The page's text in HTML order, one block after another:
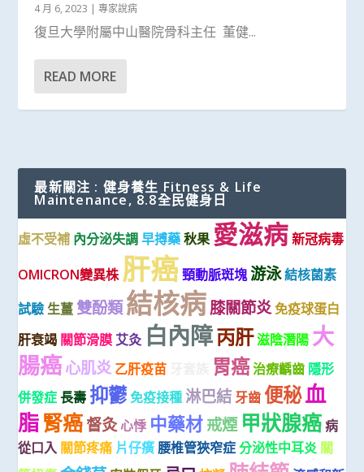
4 月 6, 2023 |專家說病
復旦大學附屬中山醫院骨科主任 董健...
READ MORE
最新關注 : 健身養生 Fitness & Life
Maintenance, 8.8全民健身日
虛不受補 內分泌失調 早搏藥 秋果 愛滋病 新冠病毒
OMICRON變異株 肝癌 頸動脈斑塊游泳結核菌素
試驗 生薑 雙酚類結核病膝關節炎免疫球蛋白
肝衰竭 關節滑膜 艾灸 白內障丙肝滋陰潛陽 大
腸癌心肌炎 乙肝疫苗 胃癌治療齲齒 隱形
併發症 長壽 抑鬱免疫接種 淋巴結 牙齒 便秘血
脂腎癌督灸心悸 中藥材戒煙 甲狀腺癌 病
從口入 關節疼痛 片仔癀 腰椎管狹窄症 分泌性中耳炎 關